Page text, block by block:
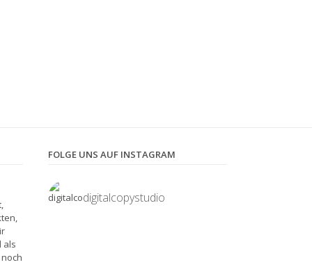
als
noch
FOLGE UNS AUF INSTAGRAM
digitalcopystudio